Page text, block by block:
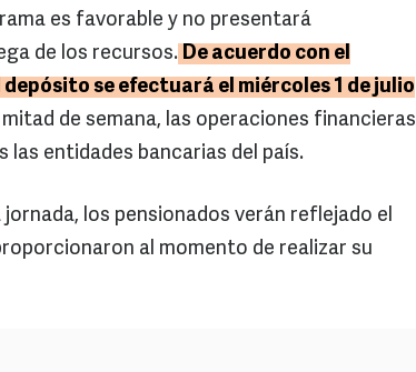
es favorable y no presentará
de los recursos. De acuerdo con el
se efectuará el miércoles 1 de julio
de semana, las operaciones financieras
entidades bancarias del país.
los pensionados verán reflejado el
al momento de realizar su